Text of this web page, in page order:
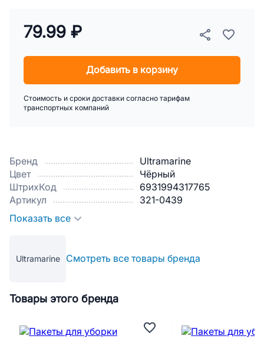
Бренд
Ultramarine
Цвет
Чёрный
ШтрихКод
6931994317765
Артикул
321-0439
Показать все
Ultramarine Смотреть все товары бренда
79.99 ₽
Добавить в корзину
Стоимость и сроки доставки согласно тарифам
транспортных компаний
Товары этого бренда